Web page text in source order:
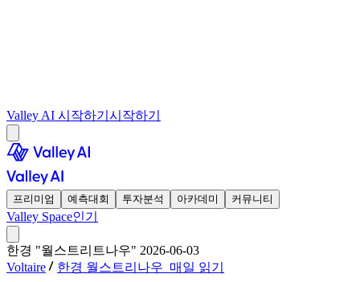
Valley AI 시작하기 시작하기
프리미엄 예측대회 투자분석 아카데미 커뮤니티
Valley Space인기
한경 "월스트리트나우" 2026-06-03
Voltaire
한경 월스트리나우_매일 읽기